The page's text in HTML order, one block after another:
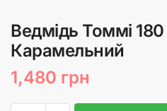
Ведмідь Томмі
Карамельний
1,480 грн